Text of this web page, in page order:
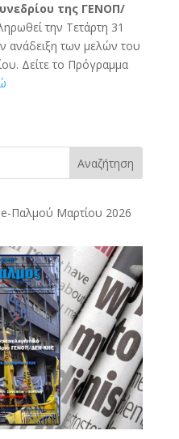
της ΓΕΝΟΠ/
την Τετάρτη 31
ανάδειξη των μελών του
Δείτε το Πρόγραμμα
Αναζήτηση
Παλμού Μαρτίου 2026